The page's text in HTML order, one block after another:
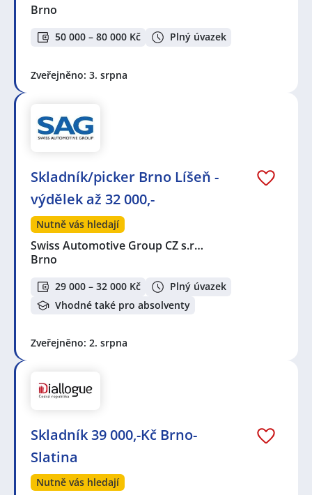
Brno
50 000 – 80 000 Kč Plný úvazek
Zveřejněno: 3. srpna
Skladník/picker Brno Líšeň -
výdělek až 32 000,-
Nutně vás hledají
Swiss Automotive Group CZ s.r…
Brno
29 000 – 32 000 Kč
Plný úvazek
Vhodné také pro absolventy
Zveřejněno: 2. srpna
Skladník 39 000,-Kč Brno-
Slatina
Nutně vás hledají